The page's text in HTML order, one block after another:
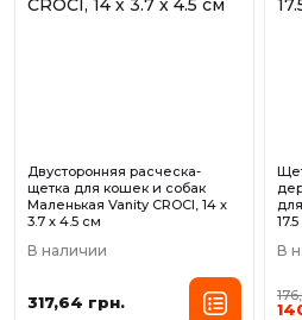
Двусторонняя расческа-
щетка для кошек и собак
Маленькая Vanity CROCI, 14 х
3.7 х 4.5 см
В наличии
317,64 грн.
В